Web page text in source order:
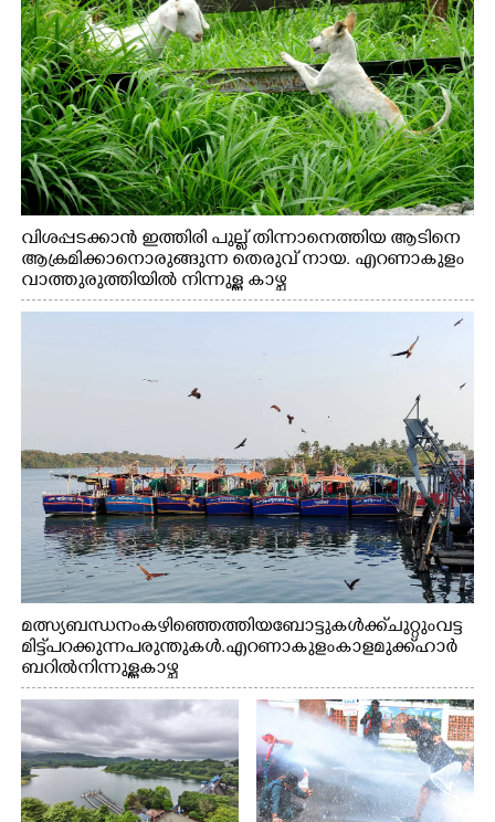
വിശപ്പടക്കാൻ ഇത്തിരി പുല്ല് തിന്നാനെത്തിയ ആടിനെ
ആക്രമിക്കാനൊരുങ്ങുന്ന തെരുവ് നായ. എറണാകുളം
വാത്തുരുത്തിയിൽ നിന്നുള്ള കാഴ്ച
മത്സ്യബന്ധനം കഴിഞ്ഞെത്തിയ ബോട്ടുകൾക്ക് ചുറ്റും വട്ട
മിട്ട് പറക്കുന്ന പരുന്തുകൾ. എറണാകുളം കാളമുക്ക് ഹാർ
ബറിൽ നിന്നുള്ള കാഴ്ച